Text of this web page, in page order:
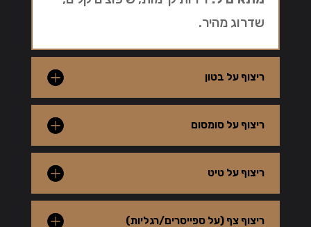
שדרוג מהיר.
ריצוף על בטון
ריצוף על סומסום
ריצוף על טיט
ריצוף צף (על ספייסרים/רגליות)